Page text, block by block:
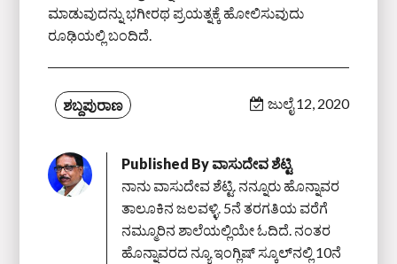
ಮಾಡುವುದನ್ನು ಭಗೀರಥ ಪ್ರಯತ್ನಕ್ಕೆ ಹೋಲಿಸುವುದು
ರೂಢಿಯಲ್ಲಿ ಬಂದಿದೆ.
ಶಬ್ದಪುರಾಣ ಜುಲೈ 12, 2020
Published By ವಾಸುದೇವ ಶೆಟ್ಟಿ
ನಾನು ವಾಸುದೇವ ಶೆಟ್ಟಿ. ನನ್ನೂರು ಹೊನ್ನಾವರ
ತಾಲೂಕಿನ ಜಲವಳ್ಳಿ. 5ನೆ ತರಗತಿಯ ವರೆಗೆ
ನಮ್ಮೂರಿನ ಶಾಲೆಯಲ್ಲಿಯೇ ಓದಿದೆ. ನಂತರ
ಹೊನ್ನಾವರದ ನ್ಯೂ ಇಂಗ್ಲಿಷ್ ಸ್ಕೂಲ್‌ನಲ್ಲಿ 10ನೆ